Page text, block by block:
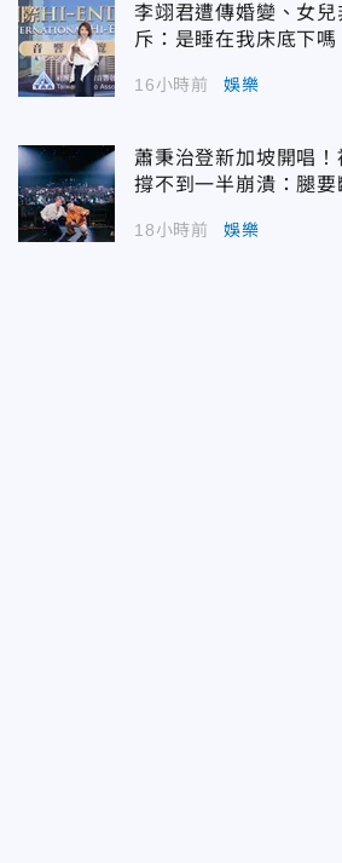
李翊君遭傳婚變、女
斥：是睡在我床底下嗎
16小時前 娛樂
蕭秉治登新加坡開唱
撐不到一半崩潰：腿要
18小時前 娛樂